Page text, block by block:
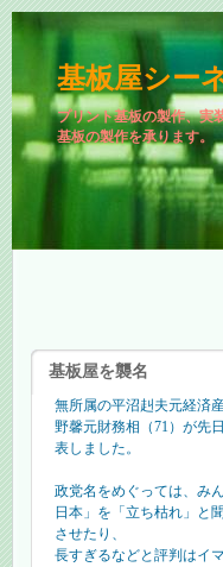
基板屋シー
プリント基板の製作、実
基板の製作を承ります。
基板屋を襲名
無所属の平沼赳夫元経済
野馨元財務相（71）が先
表しました。
政党名をめぐっては、み
日本」を「立ち枯れ」と
させたり、
長すぎるなどと評判はイマ